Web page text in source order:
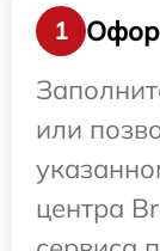
1
или
центра